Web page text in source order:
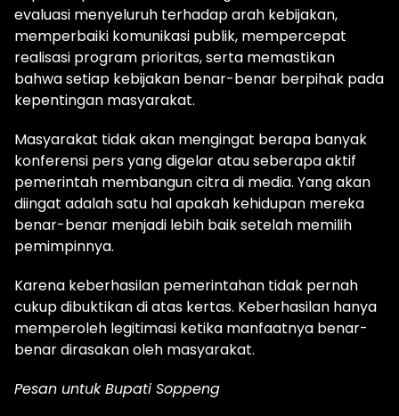
evaluasi menyeluruh terhadap arah kebijakan,
memperbaiki komunikasi publik, mempercepat
realisasi program prioritas, serta memastikan
bahwa setiap kebijakan benar-benar berpihak pada
kepentingan masyarakat.
Masyarakat tidak akan mengingat berapa banyak
konferensi pers yang digelar atau seberapa aktif
pemerintah membangun citra di media. Yang akan
diingat adalah satu hal apakah kehidupan mereka
benar-benar menjadi lebih baik setelah memilih
pemimpinnya.
Karena keberhasilan pemerintahan tidak pernah
cukup dibuktikan di atas kertas. Keberhasilan hanya
memperoleh legitimasi ketika manfaatnya benar-
benar dirasakan oleh masyarakat.
Pesan untuk Bupati Soppeng